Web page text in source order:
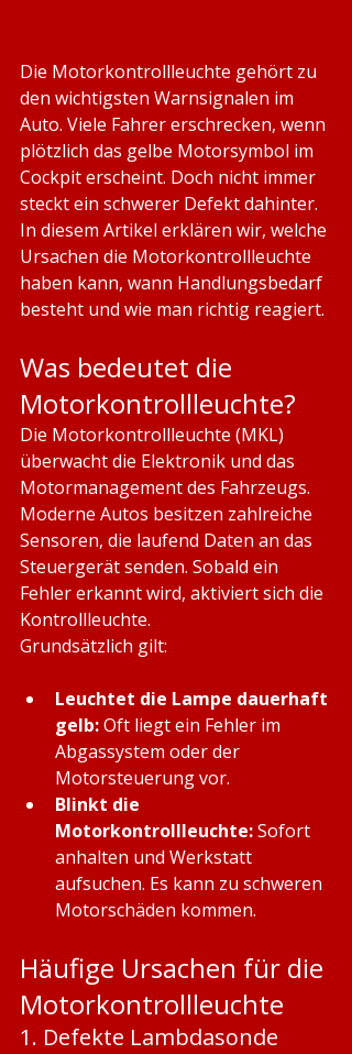
Die Motorkontrollleuchte gehört zu
den wichtigsten Warnsignalen im
Auto. Viele Fahrer erschrecken, wenn
plötzlich das gelbe Motorsymbol im
Cockpit erscheint. Doch nicht immer
steckt ein schwerer Defekt dahinter.
In diesem Artikel erklären wir, welche
Ursachen die Motorkontrollleuchte
haben kann, wann Handlungsbedarf
besteht und wie man richtig reagiert.
Was bedeutet die
Motorkontrollleuchte?
Die Motorkontrollleuchte (MKL)
überwacht die Elektronik und das
Motormanagement des Fahrzeugs.
Moderne Autos besitzen zahlreiche
Sensoren, die laufend Daten an das
Steuergerät senden. Sobald ein
Fehler erkannt wird, aktiviert sich die
Kontrollleuchte.
Grundsätzlich gilt:
Leuchtet die Lampe dauerhaft
gelb: Oft liegt ein Fehler im
Abgassystem oder der
Motorsteuerung vor.
Blinkt die
Motorkontrollleuchte: Sofort
anhalten und Werkstatt
aufsuchen. Es kann zu schweren
Motorschäden kommen.
Häufige Ursachen für die
Motorkontrollleuchte
1. Defekte Lambdasonde